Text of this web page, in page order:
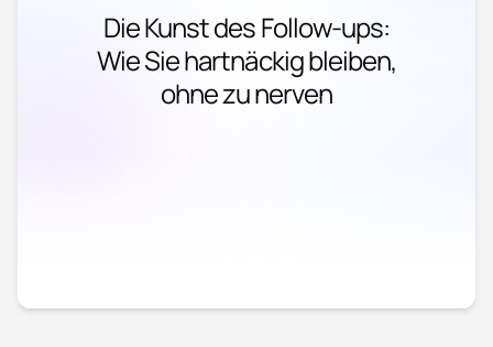
Die Kunst des Follow-ups:
Wie Sie hartnäckig bleiben,
ohne zu nerven